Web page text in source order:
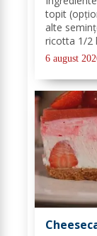
topit
alte
ricotta 1/2
(+/-) piper
afumat 1
6 august